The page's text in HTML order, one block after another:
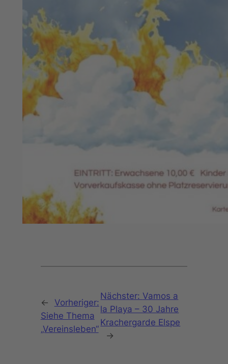
←
Vorheriger:
Siehe Thema
„Vereinsleben“
Nächster: Vamos a
la Playa – 30 Jahre
Krachergarde Elspe
→